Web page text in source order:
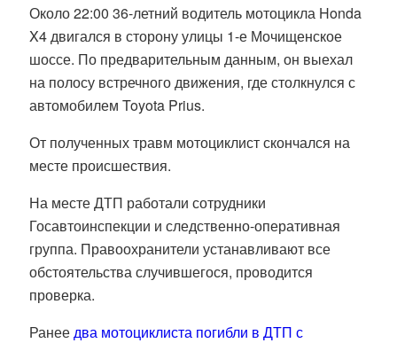
Около 22:00 36-летний водитель мотоцикла Honda
X4 двигался в сторону улицы 1-е Мочищенское
шоссе. По предварительным данным, он выехал
на полосу встречного движения, где столкнулся с
автомобилем Toyota Prius.
От полученных травм мотоциклист скончался на
месте происшествия.
На месте ДТП работали сотрудники
Госавтоинспекции и следственно-оперативная
группа. Правоохранители устанавливают все
обстоятельства случившегося, проводится
проверка.
Ранеедва мотоциклиста погибли в ДТП с